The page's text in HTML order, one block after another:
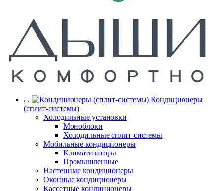
Кондиционеры
(сплит-системы)
Холодильные установки
Моноблоки
Холодильные сплит-системы
Мобильные кондиционеры
Климатизаторы
Промышленные
Настенные кондиционеры
Оконные кондиционеры
Кассетные кондиционеры